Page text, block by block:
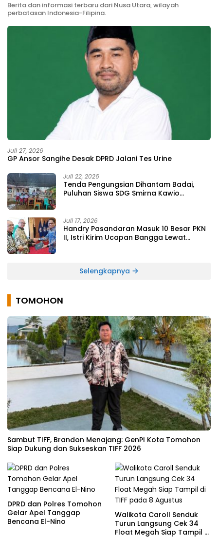
Berita dan informasi terbaru dari Nusa Utara, wilayah
perbatasan Indonesia-Filipina.
Juli 27, 2026
GP Ansor Sangihe Desak DPRD Jalani Tes Urine
Juli 22, 2026
Tenda Pengungsian Dihantam Badai,
Puluhan Siswa SDG Smirna Kawio
Juli 17, 2026
Handry Pasandaran Masuk 10 Besar PKN
II, Istri Kirim Ucapan Bangga Lewat
Selengkapnya
TOMOHON
Sambut TIFF, Brandon Menajang: ​GenPI Kota Tomohon
Siap Dukung dan Sukseskan TIFF 2026
DPRD dan Polres Tomohon
Gelar Apel Tanggap
Bencana El-Nino
Walikota Caroll Senduk
Turun Langsung Cek 34
Float Megah Siap Tampil di